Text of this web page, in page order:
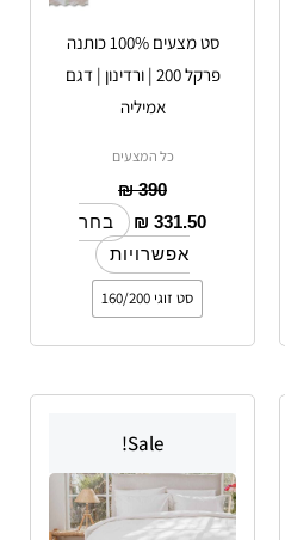
סט מצעים 100% כותנה
פרקל 200 | ורדינון | דגם
אמיליה
כל המצעים
₪390
₪ 331.50
בחר
אפשרויות
בעמוד
המוצר
סט זוגי 160/200
Sale!
יש
מספר